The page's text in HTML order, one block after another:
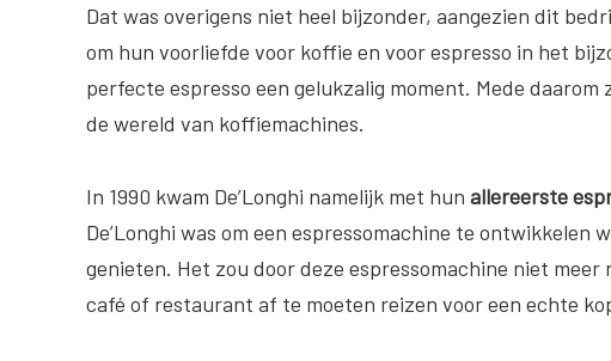
Dat was overigens niet heel bijzonder, aangezien dit
om hun voorliefde voor koffie en voor espresso in het
perfecte espresso een gelukzalig moment. Mede
de wereld van koffiemachines.
In 1990 kwam De’Longhi namelijk met hun allereerste
De’Longhi was om een espressomachine te ontwikkelen
genieten. Het zou door deze espressomachine niet
café of restaurant af te moeten reizen voor een echte